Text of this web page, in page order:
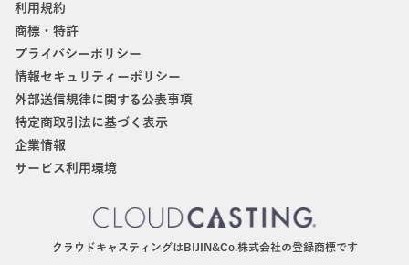
利用規約
商標・特許
プライバシーポリシー
情報セキュリティーポリシー
外部送信規律に関する公表事項
特定商取引法に基づく表示
企業情報
サービス利用環境
クラウドキャスティングはBIJIN&Co.株式会社の登録商標です